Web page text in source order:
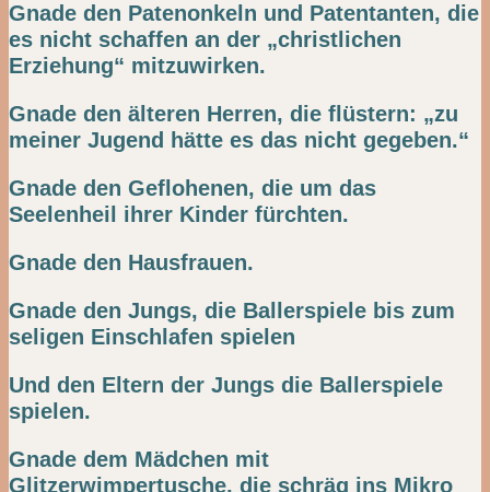
Gnade den Patenonkeln und Patentanten, die
es nicht schaffen an der „christlichen
Erziehung“ mitzuwirken.
Gnade den älteren Herren, die flüstern: „zu
meiner Jugend hätte es das nicht gegeben.“
Gnade den Geflohenen, die um das
Seelenheil ihrer Kinder fürchten.
Gnade den Hausfrauen.
Gnade den Jungs, die Ballerspiele bis zum
seligen Einschlafen spielen
Und den Eltern der Jungs die Ballerspiele
spielen.
Gnade dem Mädchen mit
Glitzerwimpertusche, die schräg ins Mikro